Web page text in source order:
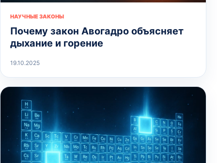
НАУЧНЫЕ ЗАКОНЫ
Почему закон Авогадро объясняет
дыхание и горение
19.10.2025